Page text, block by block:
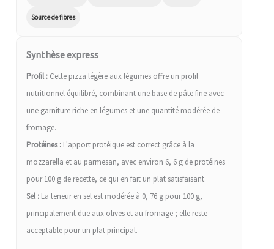
Source de fibres
Synthèse express
Profil : Cette pizza légère aux légumes offre un profil
nutritionnel équilibré, combinant une base de pâte fine avec
une garniture riche en légumes et une quantité modérée de
fromage.
Protéines : L'apport protéique est correct grâce à la
mozzarella et au parmesan, avec environ 6, 6 g de protéines
pour 100 g de recette, ce qui en fait un plat satisfaisant.
Sel : La teneur en sel est modérée à 0, 76 g pour 100 g,
principalement due aux olives et au fromage ; elle reste
acceptable pour un plat principal.